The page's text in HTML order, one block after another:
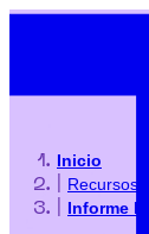
Inicio
Recursos
Informe